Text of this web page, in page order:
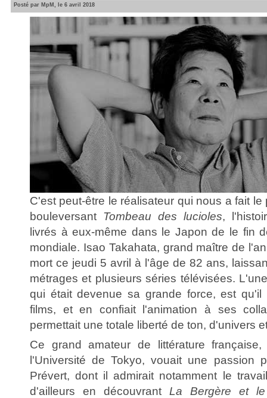
Posté par MpM, le 6 avril 2018
C'est peut-être le réalisateur qui nous a fait
bouleversant Tombeau des lucioles,
livrés à eux-même dans le Japon de le fin
mondiale. Isao Takahata, grand maître de
mort ce jeudi 5 avril à l'âge de 82 ans,
métrages et plusieurs séries télévisées.
qui était devenue sa grande force, est
films, et en confiait l'animation à ses
permettait une totale liberté de ton, d'univers
Ce grand amateur de littérature
l'Université de Tokyo, vouait une passion
Prévert, dont il admirait notamment le
d'ailleurs en découvrant La Bergère et le